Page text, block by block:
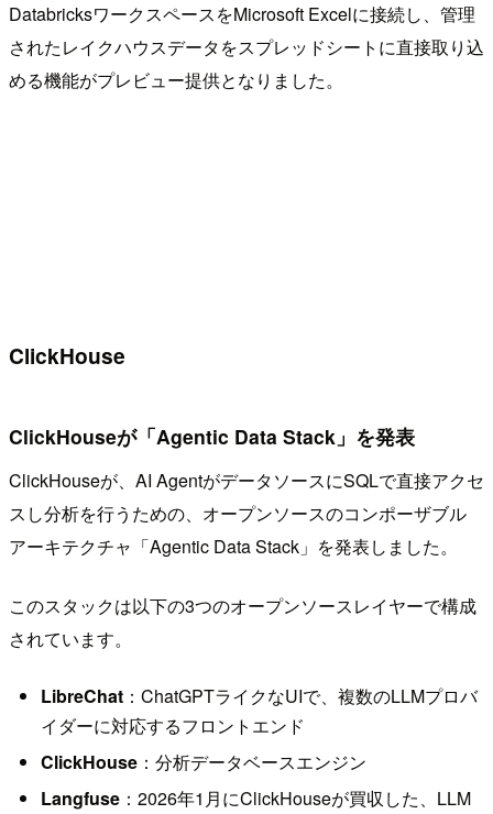
DatabricksワークスペースをMicrosoft Excelに接続し、管理
されたレイクハウスデータをスプレッドシートに直接取り込
める機能がプレビュー提供となりました。
ClickHouse
ClickHouseが「Agentic Data Stack」を発表
ClickHouseが、AI AgentがデータソースにSQLで直接アクセ
スし分析を行うための、オープンソースのコンポーザブル
アーキテクチャ「Agentic Data Stack」を発表しました。
このスタックは以下の3つのオープンソースレイヤーで構成
されています。
LibreChat：ChatGPTライクなUIで、複数のLLMプロバ
イダーに対応するフロントエンド
ClickHouse：分析データベースエンジン
Langfuse：2026年1月にClickHouseが買収した、LLM